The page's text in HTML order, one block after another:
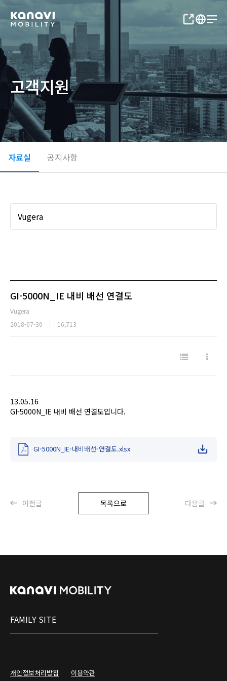
고객지원
자료실 공지사항
Vugera
GI-5000N_IE 내비 배선 연결도
Vugera
2018-07-30
16,713
13.05.16
GI-5000N_IE 내비 배선 연결도입니다.
GI-5000N_IE-내비배선-연결도.xlsx
이전글 목록으로 다음글
FAMILY SITE
개인정보처리방침 이용약관